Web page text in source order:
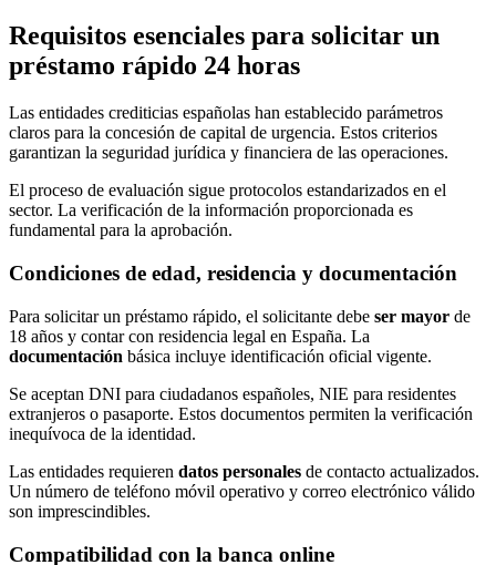
Requisitos esenciales para solicitar un
préstamo rápido 24 horas
Las entidades crediticias españolas han establecido parámetros
claros para la concesión de capital de urgencia. Estos criterios
garantizan la seguridad jurídica y financiera de las operaciones.
El proceso de evaluación sigue protocolos estandarizados en el
sector. La verificación de la información proporcionada es
fundamental para la aprobación.
Condiciones de edad, residencia y documentación
Para solicitar un préstamo rápido, el solicitante debe ser mayor de
18 años y contar con residencia legal en España. La
documentación básica incluye identificación oficial vigente.
Se aceptan DNI para ciudadanos españoles, NIE para residentes
extranjeros o pasaporte. Estos documentos permiten la verificación
inequívoca de la identidad.
Las entidades requieren datos personales de contacto actualizados.
Un número de teléfono móvil operativo y correo electrónico válido
son imprescindibles.
Compatibilidad con la banca online